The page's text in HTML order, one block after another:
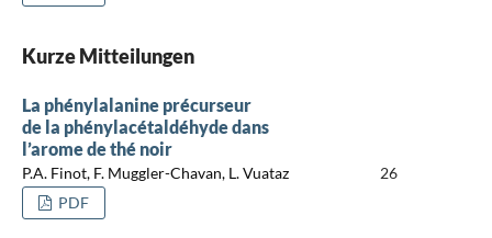
Kurze Mitteilungen
La phénylalanine précurseur
de la phénylacétaldéhyde dans
l’arome de thé noir
P.A. Finot, F. Muggler-Chavan, L. Vuataz
26
PDF